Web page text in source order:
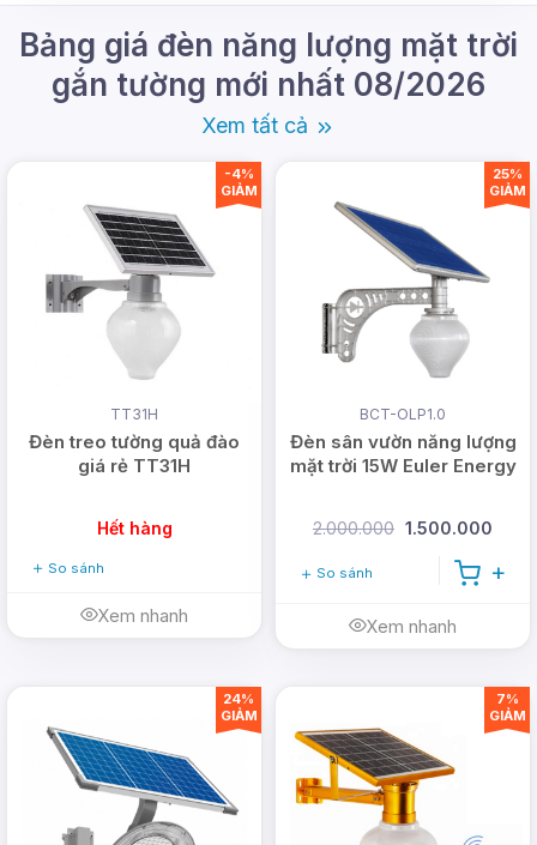
Bảng giá đèn năng lượng mặt trời
gắn tường mới nhất 08/2026
Xem tất cả
TT31H
Đèn treo tường quả đào
giá rẻ TT31H
Hết hàng
So sánh
Xem nhanh
-4%
GIẢM
BCT-OLP1.0
Đèn sân vườn năng lượng
mặt trời 15W Euler Energy
2.000.000 1.500.000
So sánh
Xem nhanh
25%
GIẢM
24%
GIẢM
7%
GIẢM